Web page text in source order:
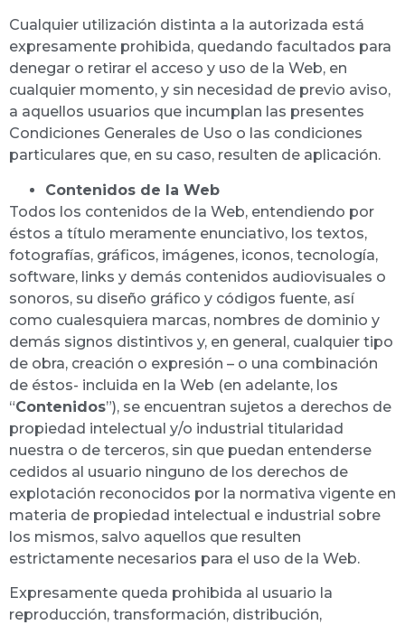
Cualquier utilización distinta a la autorizada está
expresamente prohibida, quedando facultados para
denegar o retirar el acceso y uso de la Web, en
cualquier momento, y sin necesidad de previo aviso,
a aquellos usuarios que incumplan las presentes
Condiciones Generales de Uso o las condiciones
particulares que, en su caso, resulten de aplicación.
Contenidos de la Web
Todos los contenidos de la Web, entendiendo por
éstos a título meramente enunciativo, los textos,
fotografías, gráficos, imágenes, iconos, tecnología,
software, links y demás contenidos audiovisuales o
sonoros, su diseño gráfico y códigos fuente, así
como cualesquiera marcas, nombres de dominio y
demás signos distintivos y, en general, cualquier tipo
de obra, creación o expresión – o una combinación
de éstos- incluida en la Web (en adelante, los
“Contenidos”), se encuentran sujetos a derechos de
propiedad intelectual y/o industrial titularidad
nuestra o de terceros, sin que puedan entenderse
cedidos al usuario ninguno de los derechos de
explotación reconocidos por la normativa vigente en
materia de propiedad intelectual e industrial sobre
los mismos, salvo aquellos que resulten
estrictamente necesarios para el uso de la Web.
Expresamente queda prohibida al usuario la
reproducción, transformación, distribución,